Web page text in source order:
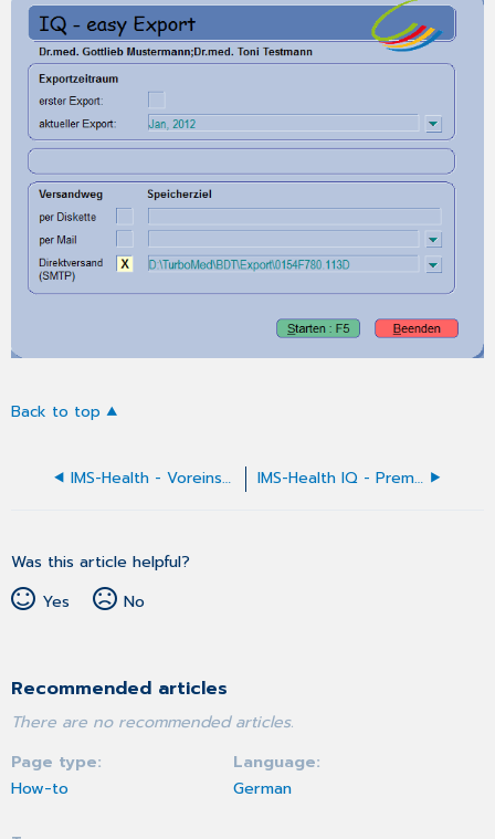
Back to top
IMS-Health - Voreinstellungen IMS-Health IQ - Premium Datenexport
Was this article helpful?
Yes
No
Recommended articles
There are no recommended articles.
Page type
How-to
Language
German